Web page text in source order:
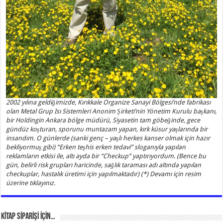
2002 yılına geldiğimizde, Kırıkkale Organize Sanayi Bölgesi’nde fabrikası
olan Metal Grup Isı Sistemleri Anonim Şirketi’nin Yönetim Kurulu başkanı,
bir Holdingin Ankara bölge müdürü, Siyasetin tam göbeğinde, gece
gündüz koşturan, sporunu muntazam yapan, kırk küsur yaşlarında bir
insandım. O günlerde (sanki genç – yaşlı herkes kanser olmak için hazır
bekliyormuş gibi) “Erken teşhis erken tedavi” sloganıyla yapılan
reklamların etkisi ile, altı ayda bir “Checkup” yaptırıyordum. (Bence bu
gün, belirli risk grupları haricinde, sağlık taraması adı altında yapılan
checkuplar, hastalık üretimi için yapılmaktadır) (*) Devamı için resim
üzerine tıklayınız.
KİTAP SİPARİŞİ İÇİN…